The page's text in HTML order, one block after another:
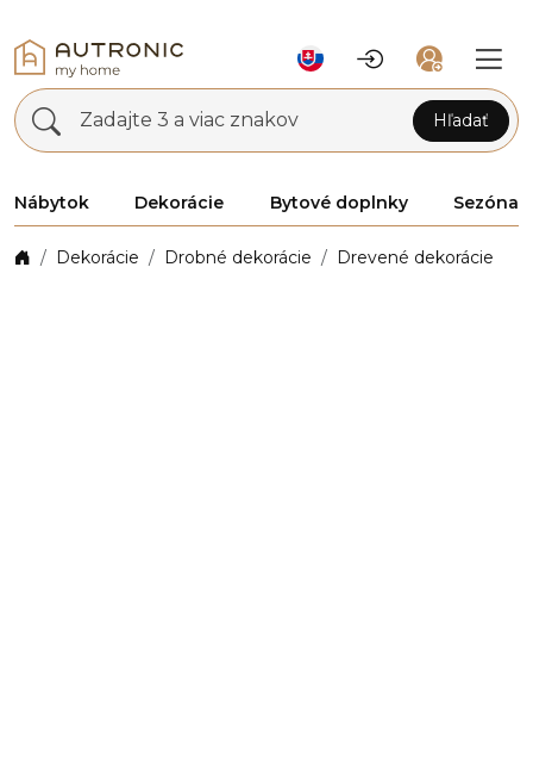
Zadajte 3 a viac znakov Hľadať
Nábytok Dekorácie Bytové doplnky Sezóna
Dekorácie Drobné dekorácie Drevené dekorácie